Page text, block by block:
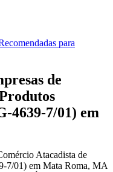
para
de
4639-7/01) em
Atacadista de
7/01) em Mata Roma, MA